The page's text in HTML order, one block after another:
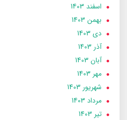
اسفند 1403
بهمن 1403
دی 1403
آذر 1403
آبان 1403
مهر 1403
شهریور 1403
مرداد 1403
تير 1403